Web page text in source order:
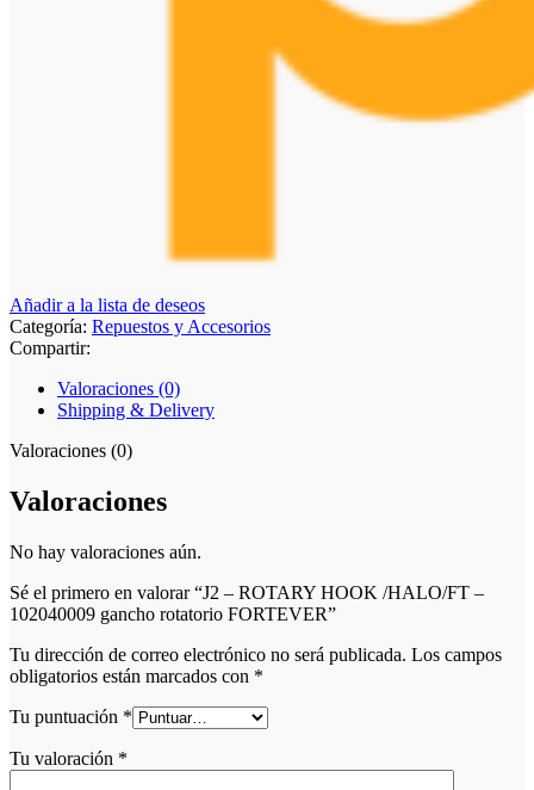
Añadir a la lista de deseos
Categoría: Repuestos y Accesorios
Compartir:
Valoraciones (0)
Shipping & Delivery
Valoraciones (0)
Valoraciones
No hay valoraciones aún.
Sé el primero en valorar “J2 – ROTARY HOOK /HALO/FT –
102040009 gancho rotatorio FORTEVER”
Tu dirección de correo electrónico no será publicada. Los campos
obligatorios están marcados con *
Tu puntuación *
Tu valoración *